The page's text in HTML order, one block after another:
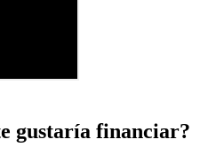
gustaría financiar?